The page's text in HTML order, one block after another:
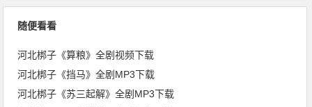
随便看看
河北梆子《算粮》全剧视频下载
河北梆子《挡马》全剧MP3下载
河北梆子《苏三起解》全剧MP3下载